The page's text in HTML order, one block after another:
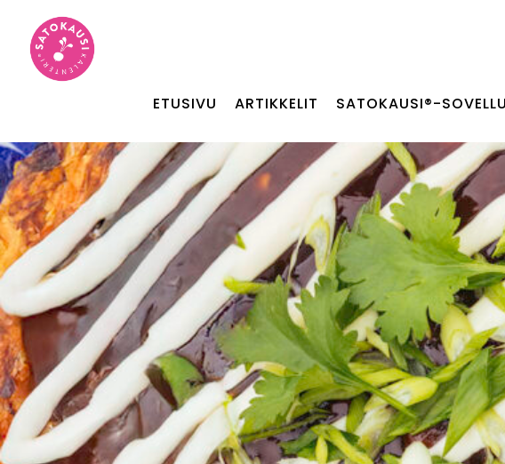
ETUSIVU ARTIKKELIT SATOKAUSI®-